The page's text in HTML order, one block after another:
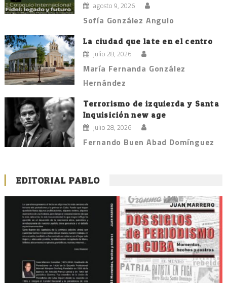
agosto 9, 2026
Sofía González Angulo
La ciudad que late en el centro
julio 28, 2026
María Fernanda González
Hernández
Terrorismo de izquierda y Santa
Inquisición new age
julio 28, 2026
Fernando Buen Abad Domínguez
EDITORIAL PABLO